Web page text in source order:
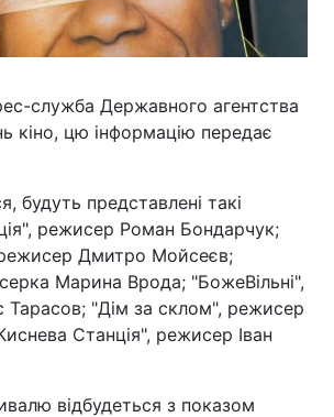
служба Державного агентства
кіно, цю інформацію передає
будуть представлені такі
режисер Роман Бондарчук;
Дмитро Мойсеєв;
Марина Врода; "БожеВільні",
"Дім за склом", режисер
Станція", режисер Іван
відбудеться з показом